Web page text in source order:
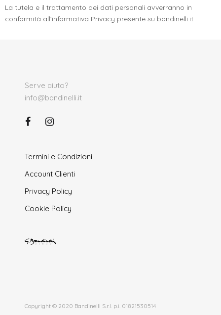
La tutela e il trattamento dei dati personali avverranno in
conformità all’informativa Privacy presente su bandinelli.it
Serve aiuto?
info@bandinelli.it
Termini e Condizioni
Account Clienti
Privacy Policy
Cookie Policy
Copyright © 2020 Bandinelli S.r.l. p.i. 01821530514